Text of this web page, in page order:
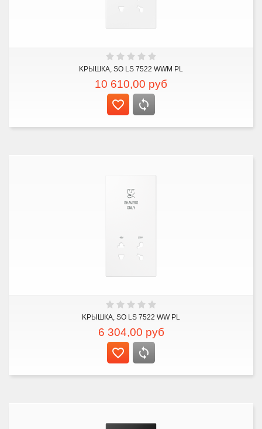
KРЫШКА, SO LS 7522 WWM PL
10 610,00 руб
KРЫШКА, SO LS 7522 WW PL
6 304,00 руб